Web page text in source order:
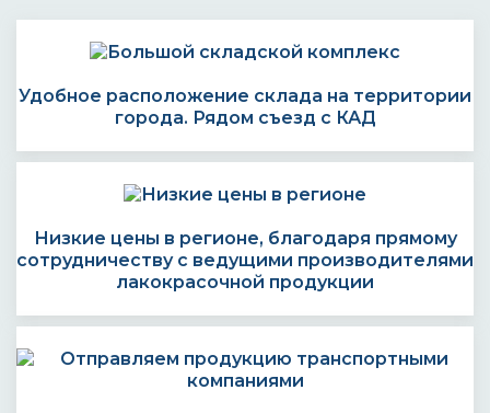
Удобное расположение склада на территории
города. Рядом съезд с КАД
Низкие цены в регионе, благодаря прямому
сотрудничеству с ведущими производителями
лакокрасочной продукции